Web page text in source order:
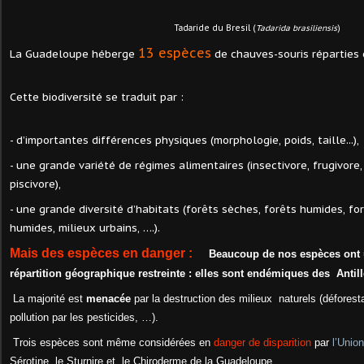
Tadaride du Bresil (Tadarida brasiliensis)
La Guadeloupe héberge 13 espèces de chauves-souris
Cette biodiversité se traduit par :
- d’importantes différences physiques (morphologie, poids, taille...),
- une grande variété de régimes alimentaires (insectivore,
piscivore),
- une grande diversité d’habitats (forêts sèches, forêts humides,
humides, milieux urbains, ….).
Mais des espèces en danger :
Beaucoup de nos espèces ont
répartition géographique restreinte : elles sont endémiques des
La majorité est menacée par la destruction des milieux naturels
pollution par les pesticides, …).
Trois espèces sont même considérées en danger de disparition par
Sérotine, le Sturnire et
le Chiroderme de la Guadeloupe.